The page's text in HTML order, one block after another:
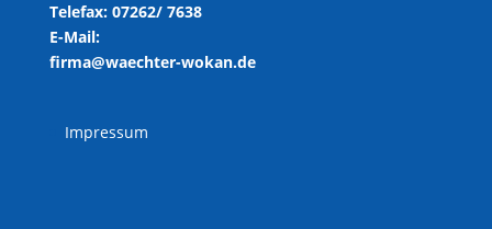
Telefax: 07262/ 7638
E-Mail:
firma@waechter-wokan.de
Impressum